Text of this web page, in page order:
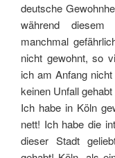
deutsche
während diesem
manchmal
nicht gewohnt, so
ich am Anfang
keinen Unfall
Ich habe in Köln
nett! Ich habe die
dieser Stadt